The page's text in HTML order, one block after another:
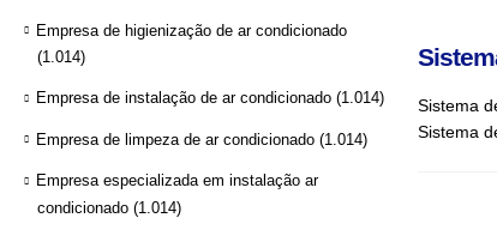
Sistema
Sistema
Empresa de higienização de ar condicionado
(1.014)
Empresa de instalação de ar condicionado (1.014)
Empresa de limpeza de ar condicionado (1.014)
Empresa especializada em instalação ar
condicionado (1.014)